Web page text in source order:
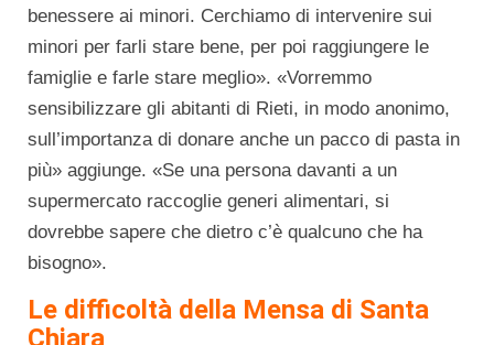
benessere ai minori. Cerchiamo di intervenire sui
minori per farli stare bene, per poi raggiungere le
famiglie e farle stare meglio». «Vorremmo
sensibilizzare gli abitanti di Rieti, in modo anonimo,
sull’importanza di donare anche un pacco di pasta in
più» aggiunge. «Se una persona davanti a un
supermercato raccoglie generi alimentari, si
dovrebbe sapere che dietro c’è qualcuno che ha
bisogno».
Le difficoltà della Mensa di Santa
Chiara